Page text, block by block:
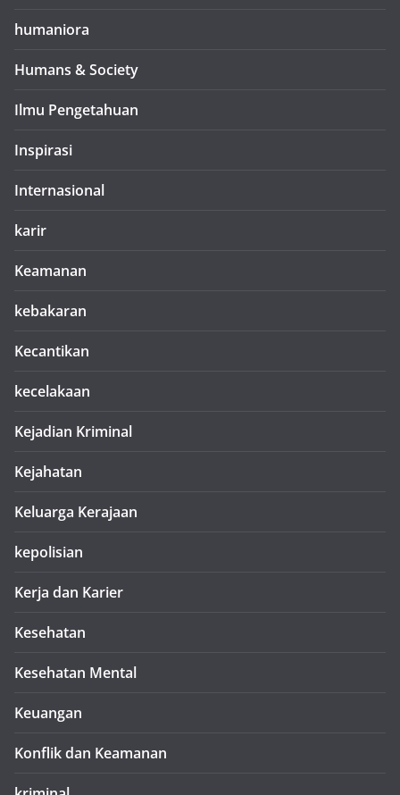
humaniora
Humans & Society
Ilmu Pengetahuan
Inspirasi
Internasional
karir
Keamanan
kebakaran
Kecantikan
kecelakaan
Kejadian Kriminal
Kejahatan
Keluarga Kerajaan
kepolisian
Kerja dan Karier
Kesehatan
Kesehatan Mental
Keuangan
Konflik dan Keamanan